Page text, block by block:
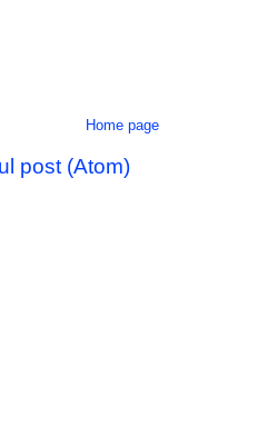
Home page
post (Atom)